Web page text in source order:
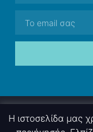
Η ιστοσελίδα μας